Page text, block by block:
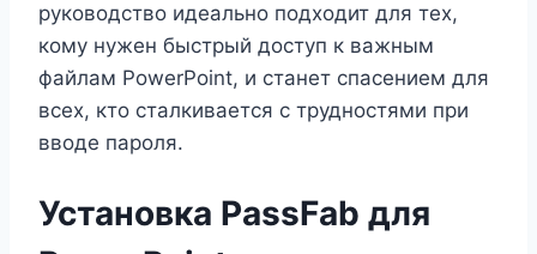
руководство идеально подходит для тех,
кому нужен быстрый доступ к важным
файлам PowerPoint, и станет спасением для
всех, кто сталкивается с трудностями при
вводе пароля.
Установка PassFab для